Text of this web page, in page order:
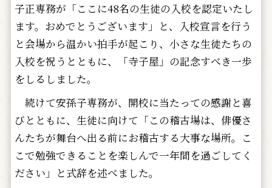
子正専務が「ここに48名の生徒の入校を認定いたし
ます。おめでとうございます」と、入校宣言を行う
と会場から温かい拍手が起こり、小さな生徒たちの
入校を祝うとともに、「寺子屋」の記念すべき一歩
をしるしました。
続けて安孫子専務が、開校に当たっての感謝と喜
びとともに、生徒に向けて「この稽古場は、俳優さ
んたちが舞台へ出る前にお稽古する大事な場所。こ
こで勉強できることを楽しんで一年間を過ごしてく
ださい」と式辞を述べました。